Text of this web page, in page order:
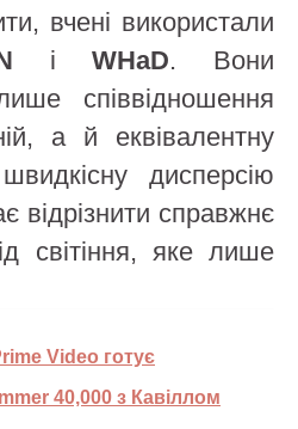
вчені використали
іWHaD. Вони
співвідношення
а й еквівалентну
дисперсію
відрізнити справжнє
світіння, яке лише
Video готує
40,000 з Кавіллом